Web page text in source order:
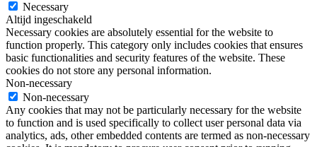
Necessary
Altijd ingeschakeld
Necessary cookies are absolutely essential for the website to
function properly. This category only includes cookies that ensures
basic functionalities and security features of the website. These
cookies do not store any personal information.
Non-necessary
Non-necessary
Any cookies that may not be particularly necessary for the website
to function and is used specifically to collect user personal data via
analytics, ads, other embedded contents are termed as non-necessary